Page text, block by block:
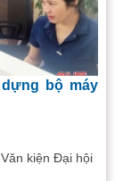
bộ máy
kiện Đại hội